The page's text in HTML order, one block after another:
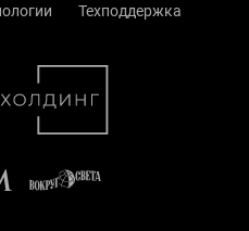
Техподдержка